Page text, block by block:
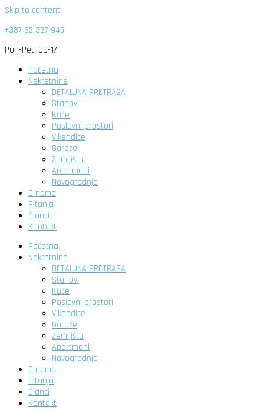
Skip to content
+387 62 337 945
Pon-Pet: 09-17
Početna
Nekretnine
DETALJNA PRETRAGA
Stanovi
Kuće
Poslovni prostori
Vikendice
Garaže
Zemljišta
Apartmani
Novogradnja
O nama
Pitanja
Članci
Kontakt
Početna
Nekretnine
DETALJNA PRETRAGA
Stanovi
Kuće
Poslovni prostori
Vikendice
Garaže
Zemljišta
Apartmani
Novogradnja
O nama
Pitanja
Članci
Kontakt